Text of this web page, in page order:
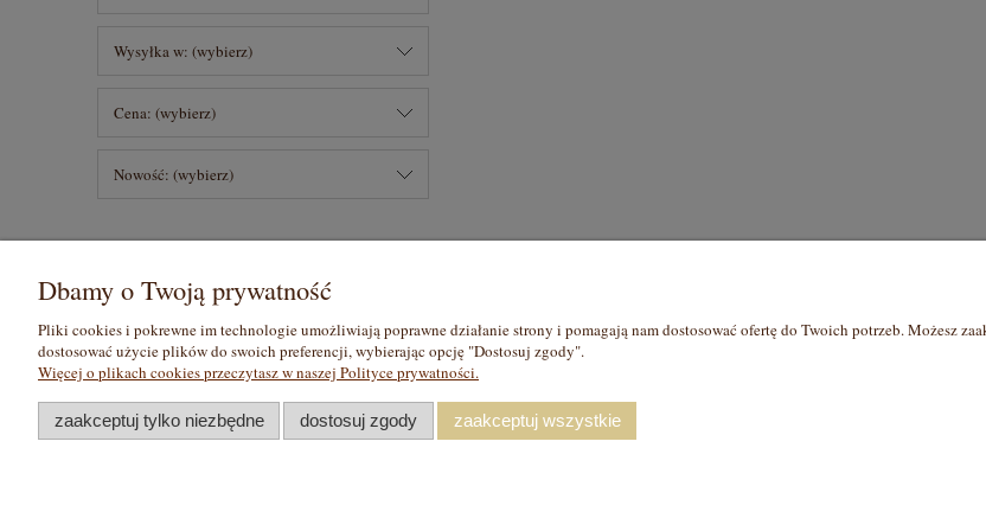
Wysyłka w: (wybierz)
Cena: (wybierz)
Nowość: (wybierz)
Pomoc
Zwroty i reklamacje
Regulamin
Raty
Twoje zamówienia
Ustawienia konta
Przechowalnia
Formy płatności
Prawo
Dbamy o Twoją prywatność
Pliki cookies i pokrewne im technologie umożliwiają poprawne działanie strony i pomagają nam dostosować ofertę do Twoich potrzeb. Możesz
dostosować użycie plików do swoich preferencji, wybierając opcję "Dostosuj zgody".
Więcej o plikach cookies przeczytasz w naszej Polityce prywatności.
zaakceptuj tylko niezbędne dostosuj zgody zaakceptuj wszystkie